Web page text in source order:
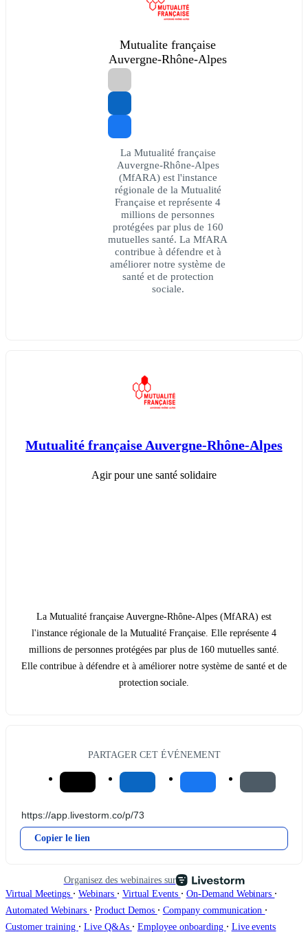
Mutualite française
Auvergne-Rhône-Alpes
La Mutualité française
Auvergne-Rhône-Alpes
(MfARA) est l'instance
régionale de la Mutualité
Française et représente 4
millions de personnes
protégées par plus de 160
mutuelles santé. La MfARA
contribue à défendre et à
améliorer notre système de
santé et de protection
sociale.
Mutualité française Auvergne-Rhône-Alpes
Agir pour une santé solidaire
La Mutualité française Auvergne-Rhône-Alpes (MfARA) est
l'instance régionale de la Mutualité Française. Elle représente 4
millions de personnes protégées par plus de 160 mutuelles santé.
Elle contribue à défendre et à améliorer notre système de santé et de
protection sociale.
PARTAGER CET ÉVÉNEMENT
Copier le lien
Organisez des webinaires sur
Virtual Meetings ∙ Webinars ∙ Virtual Events ∙ On-Demand Webinars ∙
Automated Webinars ∙ Product Demos ∙ Company communication ∙
Customer training ∙ Live Q&As ∙ Employee onboarding ∙ Live events